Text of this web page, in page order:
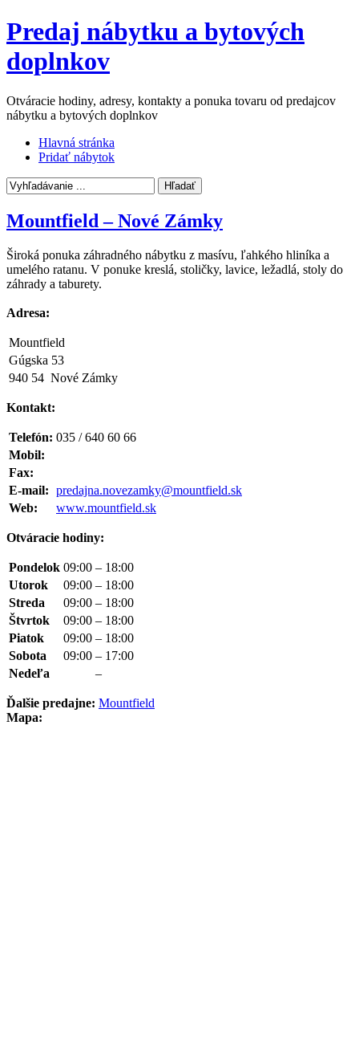
Predaj nábytku a bytových
doplnkov
Otváracie hodiny, adresy, kontakty a ponuka tovaru od predajcov
nábytku a bytových doplnkov
Hlavná stránka
Pridať nábytok
Mountfield – Nové Zámky
Široká ponuka záhradného nábytku z masívu, ľahkého hliníka a
umelého ratanu. V ponuke kreslá, stoličky, lavice, ležadlá, stoly do
záhrady a taburety.
Adresa:
Mountfield
Gúgska 53
940 54 Nové Zámky
Kontakt:
Telefón: 035 / 640 60 66
Mobil:
Fax:
E-mail: predajna.novezamky@mountfield.sk
Web:
www.mountfield.sk
Otváracie hodiny:
Pondelok 09:00 – 18:00
Utorok
09:00 – 18:00
Streda
09:00 – 18:00
Štvrtok
09:00 – 18:00
Piatok
09:00 – 18:00
Sobota
09:00 – 17:00
Nedeľa
–
Ďalšie predajne: Mountfield
Mapa: